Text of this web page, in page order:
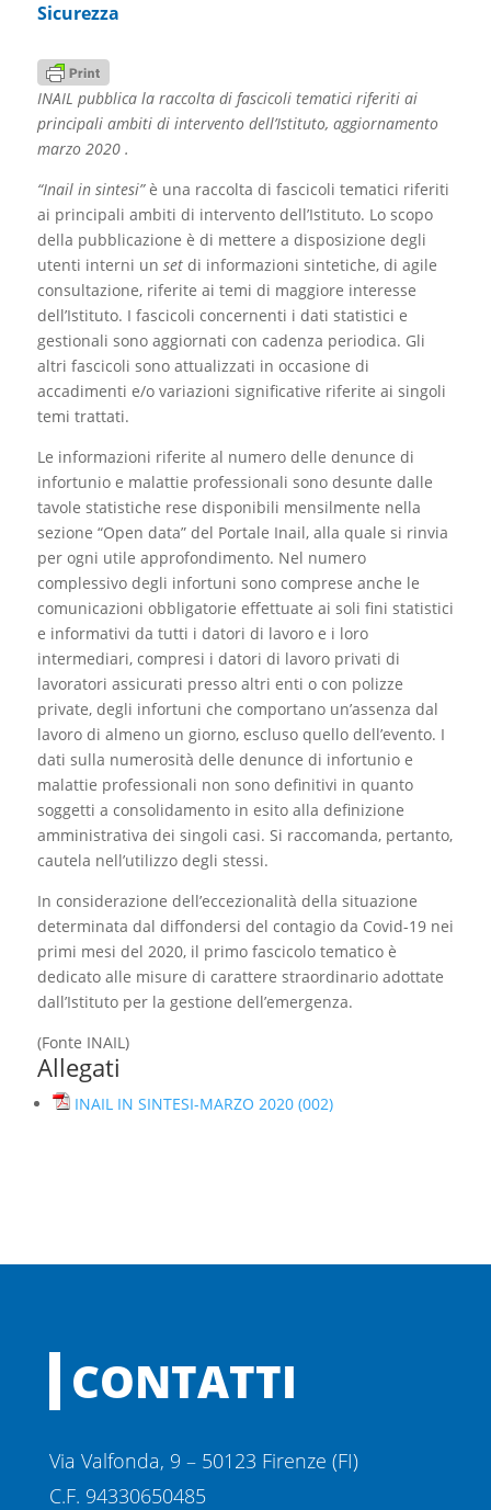
Sicurezza
INAIL pubblica la raccolta di fascicoli tematici riferiti ai
principali ambiti di intervento dell’Istituto, aggiornamento
marzo 2020 .
“Inail in sintesi”è una raccolta di fascicoli tematici riferiti
ai principali ambiti di intervento dell’Istituto. Lo scopo
della pubblicazione è di mettere a disposizione degli
utenti interni un set di informazioni sintetiche, di agile
consultazione, riferite ai temi di maggiore interesse
dell’Istituto. I fascicoli concernenti i dati statistici e
gestionali sono aggiornati con cadenza periodica. Gli
altri fascicoli sono attualizzati in occasione di
accadimenti e/o variazioni significative riferite ai singoli
temi trattati.
Le informazioni riferite al numero delle denunce di
infortunio e malattie professionali sono desunte dalle
tavole statistiche rese disponibili mensilmente nella
sezione “Open data” del Portale Inail, alla quale si rinvia
per ogni utile approfondimento. Nel numero
complessivo degli infortuni sono comprese anche le
comunicazioni obbligatorie effettuate ai soli fini statistici
e informativi da tutti i datori di lavoro e i loro
intermediari, compresi i datori di lavoro privati di
lavoratori assicurati presso altri enti o con polizze
private, degli infortuni che comportano un’assenza dal
lavoro di almeno un giorno, escluso quello dell’evento. I
dati sulla numerosità delle denunce di infortunio e
malattie professionali non sono definitivi in quanto
soggetti a consolidamento in esito alla definizione
amministrativa dei singoli casi. Si raccomanda, pertanto,
cautela nell’utilizzo degli stessi.
In considerazione dell’eccezionalità della situazione
determinata dal diffondersi del contagio da Covid-19 nei
primi mesi del 2020, il primo fascicolo tematico è
dedicato alle misure di carattere straordinario adottate
dall’Istituto per la gestione dell’emergenza.
(Fonte INAIL)
Allegati
INAIL IN SINTESI-MARZO 2020 (002)
CONTATTI
Via Valfonda, 9 – 50123 Firenze (FI)
C.F. 94330650485